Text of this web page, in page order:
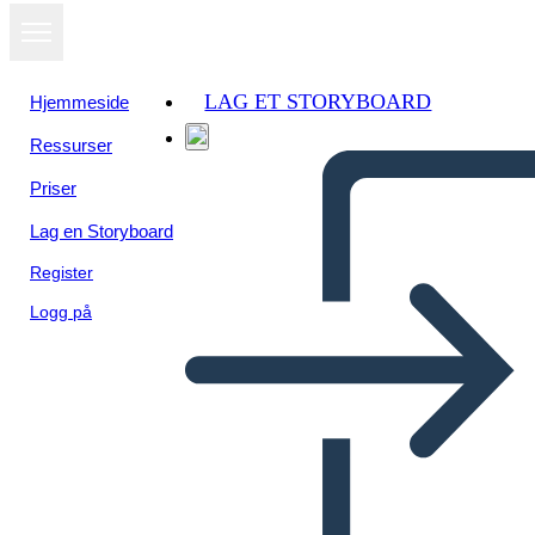
Hjemmeside
Ressurser
Priser
Lag en Storyboard
Register
Logg på
LAG ET STORYBOARD
Vis som
lysbildefremvisning